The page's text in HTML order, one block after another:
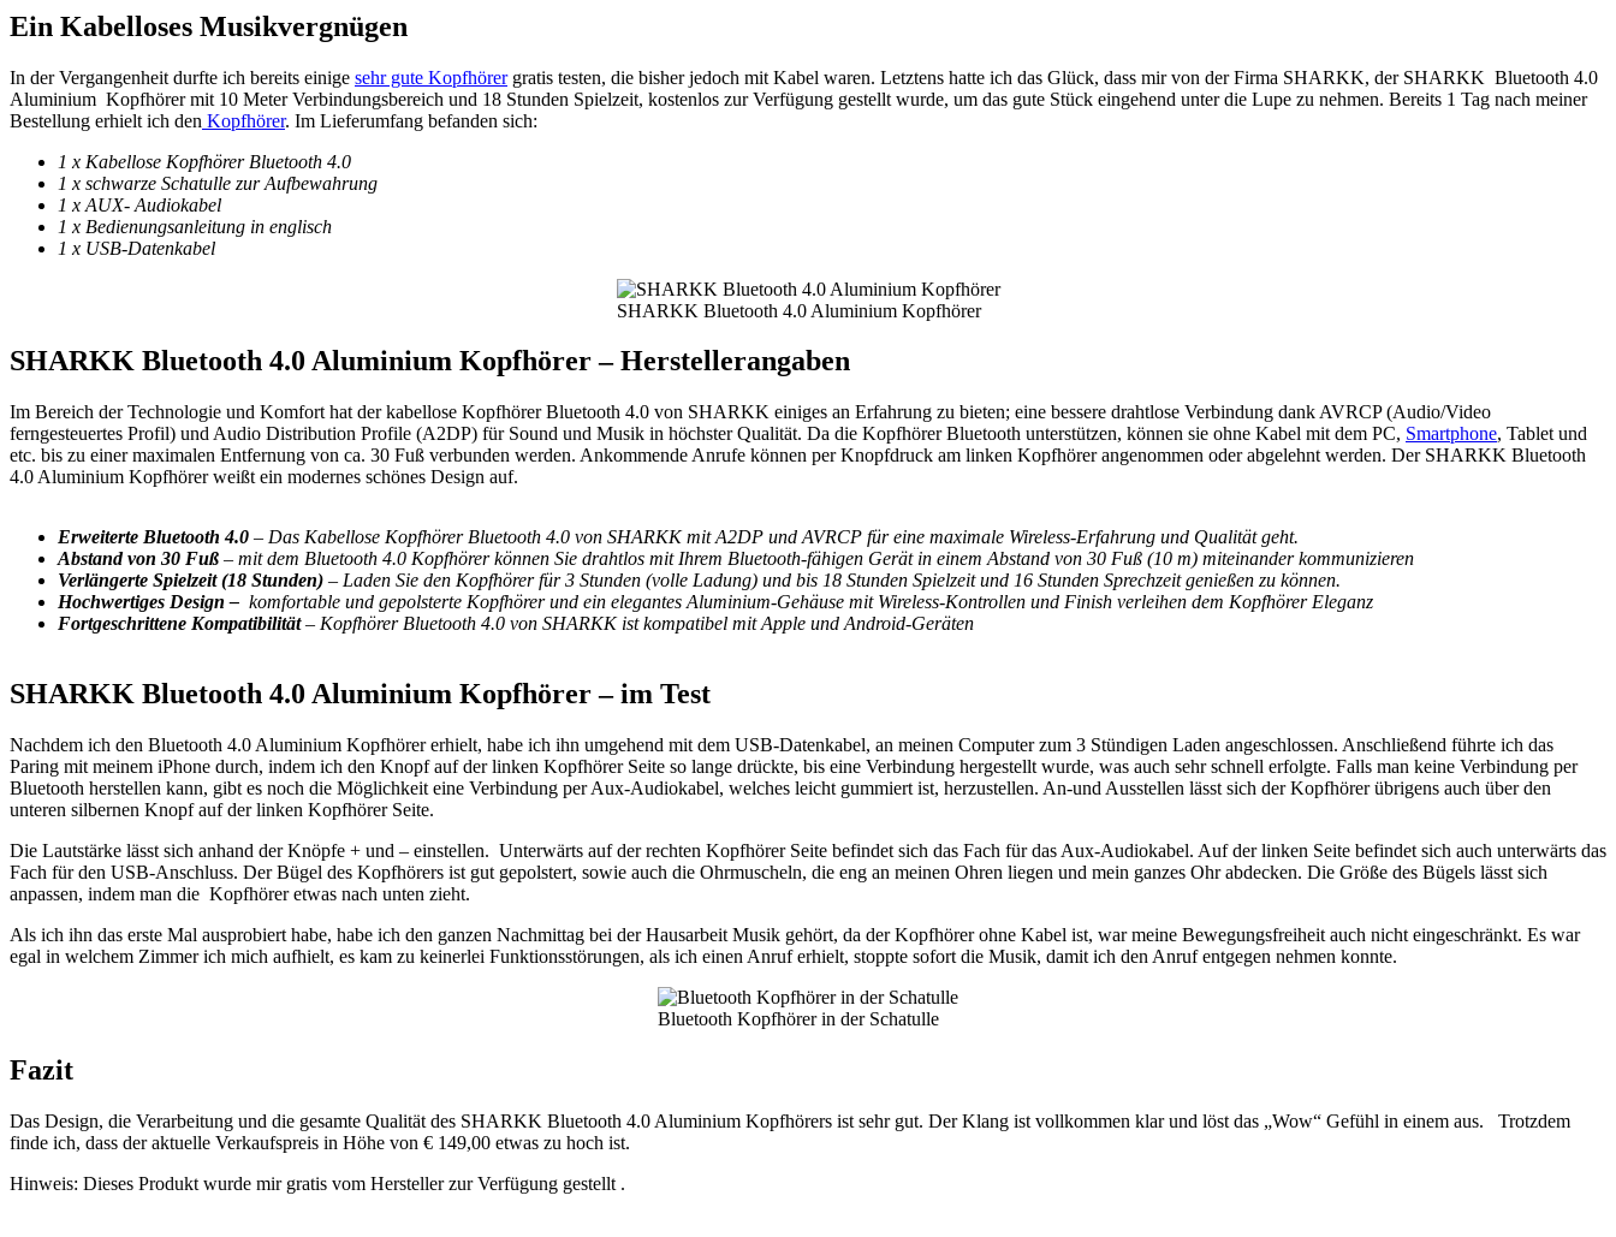
Ein Kabelloses Musikvergnügen
In der Vergangenheit durfte ich bereits einige sehr gute Kopfhörergratis testen, die bisher jedoch mit Kabel waren. Letztens hatte ich das Glück, dass mir von der Firma SHARKK, der SHARKK Bluetooth 4.0
Aluminium Kopfhörer mit 10 Meter Verbindungsbereich und 18 Stunden Spielzeit, kostenlos zur Verfügung gestellt wurde, um das gute Stück eingehend unter die Lupe zu nehmen. Bereits 1 Tag nach meiner
Bestellung erhielt ich den Kopfhörer. Im Lieferumfang befanden sich:
1 x Kabellose Kopfhörer Bluetooth 4.0
1 x schwarze Schatulle zur Aufbewahrung
1 x AUX- Audiokabel
1 x Bedienungsanleitung in englisch
1 x USB-Datenkabel
SHARKK Bluetooth 4.0 Aluminium Kopfhörer
SHARKK Bluetooth 4.0 Aluminium Kopfhörer – Herstellerangaben
Im Bereich der Technologie und Komfort hat der kabellose Kopfhörer Bluetooth 4.0 von SHARKK einiges an Erfahrung zu bieten; eine bessere drahtlose Verbindung dank AVRCP (Audio/Video
ferngesteuertes Profil) und Audio Distribution Profile (A2DP) für Sound und Musik in höchster Qualität. Da die Kopfhörer Bluetooth unterstützen, können sie ohne Kabel mit dem PC, Smartphone, Tablet und
etc. bis zu einer maximalen Entfernung von ca. 30 Fuß verbunden werden. Ankommende Anrufe können per Knopfdruck am linken Kopfhörer angenommen oder abgelehnt werden. Der SHARKK Bluetooth
4.0 Aluminium Kopfhörer weißt ein modernes schönes Design auf.
Erweiterte Bluetooth 4.0 – Das Kabellose Kopfhörer Bluetooth 4.0 von SHARKK mit A2DP und AVRCP für eine maximale Wireless-Erfahrung und Qualität geht.
Abstand von 30 Fuß – mit dem Bluetooth 4.0 Kopfhörer können Sie drahtlos mit Ihrem Bluetooth-fähigen Gerät in einem Abstand von 30 Fuß (10 m) miteinander kommunizieren
Verlängerte Spielzeit (18 Stunden) – Laden Sie den Kopfhörer für 3 Stunden (volle Ladung) und bis 18 Stunden Spielzeit und 16 Stunden Sprechzeit genießen zu können.
Hochwertiges Design – komfortable und gepolsterte Kopfhörer und ein elegantes Aluminium-Gehäuse mit Wireless-Kontrollen und Finish verleihen dem Kopfhörer Eleganz
Fortgeschrittene Kompatibilität– Kopfhörer Bluetooth 4.0 von SHARKK ist kompatibel mit Apple und Android-Geräten
SHARKK Bluetooth 4.0 Aluminium Kopfhörer – im Test
Nachdem ich den Bluetooth 4.0 Aluminium Kopfhörer erhielt, habe ich ihn umgehend mit dem USB-Datenkabel, an meinen Computer zum 3 Stündigen Laden angeschlossen. Anschließend führte ich das
Paring mit meinem iPhone durch, indem ich den Knopf auf der linken Kopfhörer Seite so lange drückte, bis eine Verbindung hergestellt wurde, was auch sehr schnell erfolgte. Falls man keine Verbindung per
Bluetooth herstellen kann, gibt es noch die Möglichkeit eine Verbindung per Aux-Audiokabel, welches leicht gummiert ist, herzustellen. An-und Ausstellen lässt sich der Kopfhörer übrigens auch über den
unteren silbernen Knopf auf der linken Kopfhörer Seite.
Die Lautstärke lässt sich anhand der Knöpfe + und – einstellen. Unterwärts auf der rechten Kopfhörer Seite befindet sich das Fach für das Aux-Audiokabel. Auf der linken Seite befindet sich auch unterwärts das
Fach für den USB-Anschluss. Der Bügel des Kopfhörers ist gut gepolstert, sowie auch die Ohrmuscheln, die eng an meinen Ohren liegen und mein ganzes Ohr abdecken. Die Größe des Bügels lässt sich
anpassen, indem man die Kopfhörer etwas nach unten zieht.
Als ich ihn das erste Mal ausprobiert habe, habe ich den ganzen Nachmittag bei der Hausarbeit Musik gehört, da der Kopfhörer ohne Kabel ist, war meine Bewegungsfreiheit auch nicht eingeschränkt. Es war
egal in welchem Zimmer ich mich aufhielt, es kam zu keinerlei Funktionsstörungen, als ich einen Anruf erhielt, stoppte sofort die Musik, damit ich den Anruf entgegen nehmen konnte.
Bluetooth Kopfhörer in der Schatulle
Fazit
Das Design, die Verarbeitung und die gesamte Qualität des SHARKK Bluetooth 4.0 Aluminium Kopfhörers ist sehr gut. Der Klang ist vollkommen klar und löst das „Wow“ Gefühl in einem aus. Trotzdem
finde ich, dass der aktuelle Verkaufspreis in Höhe von € 149,00 etwas zu hoch ist.
Hinweis: Dieses Produkt wurde mir gratis vom Hersteller zur Verfügung gestellt .